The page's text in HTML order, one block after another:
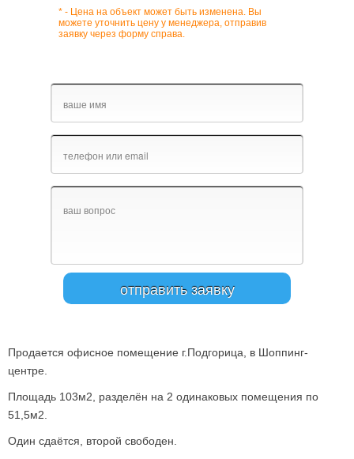
* - Цена на объект может быть изменена. Вы
можете уточнить цену у менеджера, отправив
заявку через форму справа.
Продается офисное помещение г.Подгорица, в Шоппинг-
центре.
Площадь 103м2, разделён на 2 одинаковых помещения по
51,5м2.
Один сдаётся, второй свободен.